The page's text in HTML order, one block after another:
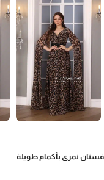
فستان نمري بأكمام طويلة